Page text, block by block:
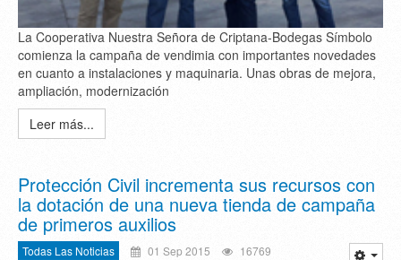
La Cooperativa Nuestra Señora de Criptana-Bodegas Símbolo
comienza la campaña de vendimia con importantes novedades
en cuanto a instalaciones y maquinaria. Unas obras de mejora,
ampliación, modernización
Leer más...
Protección Civil incrementa sus recursos con
la dotación de una nueva tienda de campaña
de primeros auxilios
Todas Las Noticias 01 Sep 2015 16769